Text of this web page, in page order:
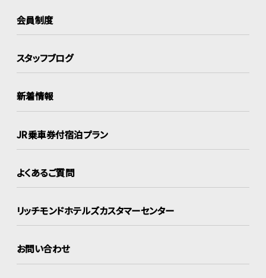
会員制度
スタッフブログ
新着情報
JR乗車券付宿泊プラン
よくあるご質問
リッチモンドホテルズカスタマーセンター
お問い合わせ